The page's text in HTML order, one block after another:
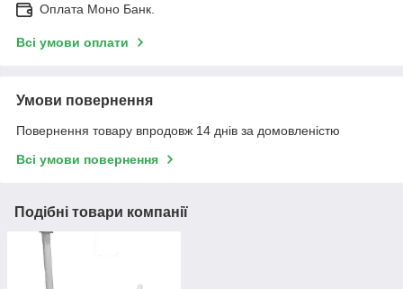
Оплата Моно Банк.
Всі умови оплати
Умови повернення
Повернення товару впродовж 14 днів за домовленістю
Всі умови повернення
Подібні товари компанії